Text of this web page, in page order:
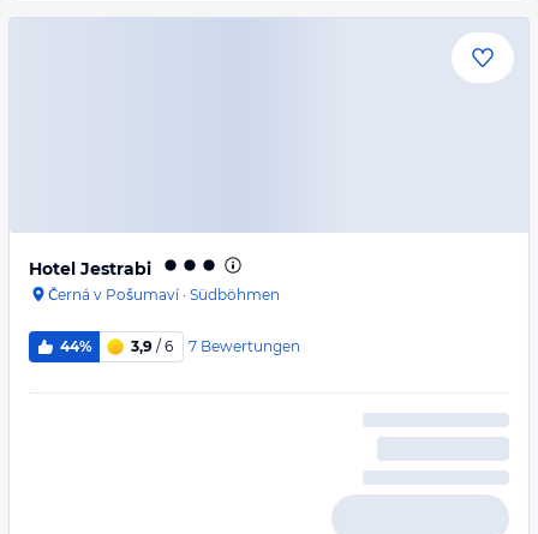
Hotel Jestrabi
Černá v Pošumaví· Südböhmen
44% 3,9 / 6 7 Bewertungen